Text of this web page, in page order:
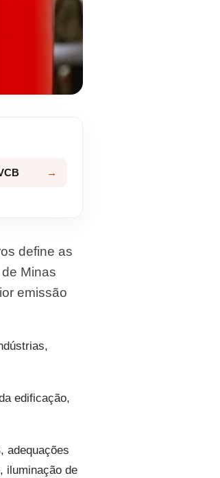
define as
Minas
emissão
edificação,
adequações
iluminação de